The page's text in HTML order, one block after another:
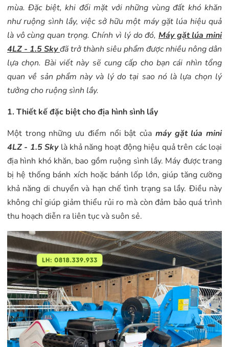
mùa. Đặc biệt, khi đối mặt với những vùng đất khó khăn
như ruộng sình lầy, việc sở hữu một máy gặt lúa hiệu quả
là vô cùng quan trọng. Chính vì lý do đó, Máy gặt lúa mini
4LZ - 1.5 Skyđã trở thành siêu phẩm được nhiều nông dân
lựa chọn. Bài viết này sẽ cung cấp cho bạn cái nhìn tổng
quan về sản phẩm này và lý do tại sao nó là lựa chọn lý
tưởng cho ruộng sình lầy.
1. Thiết kế đặc biệt cho địa hình sình lầy
Một trong những ưu điểm nổi bật của máy gặt lúa mini
4LZ - 1.5 Sky là khả năng hoạt động hiệu quả trên các loại
địa hình khó khăn, bao gồm ruộng sình lầy. Máy được trang
bị hệ thống bánh xích hoặc bánh lốp lớn, giúp tăng cường
khả năng di chuyển và hạn chế tình trạng sa lầy. Điều này
không chỉ giúp giảm thiểu rủi ro mà còn đảm bảo quá trình
thu hoạch diễn ra liên tục và suôn sẻ.